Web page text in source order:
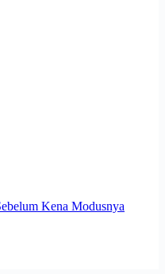
Kena Modusnya